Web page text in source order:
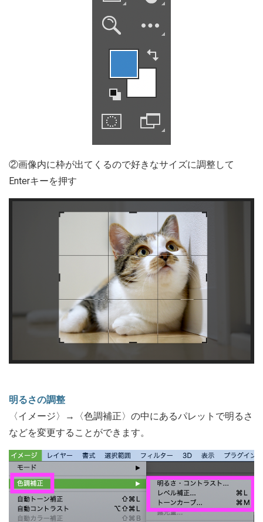
②画像内に枠が出てくるので好きなサイズに調整して
Enterキーを押す
明るさの調整
〈イメージ〉→〈色調補正〉の中にあるパレットで明るさ
などを変更することができます。